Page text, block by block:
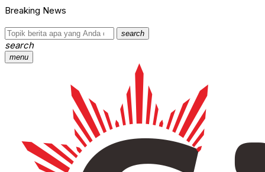
Breaking News
search
search
menu